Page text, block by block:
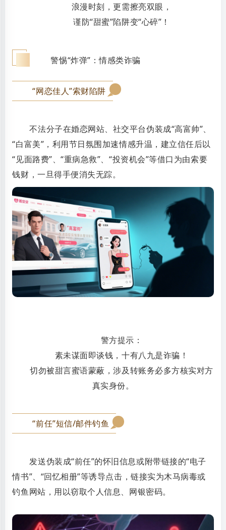
浪漫时刻，更需擦亮双眼，
谨防“甜蜜”陷阱变“心碎”！
警惕“炸弹”：情感类诈骗
“网恋佳人”索财陷阱
不法分子在婚恋网站、社交平台伪装成“高富帅”、
“白富美”，利用节日氛围加速情感升温，建立信任后以
“见面路费”、“重病急救”、“投资机会”等借口为由索要
钱财，一旦得手便消失无踪。
警方提示：
素未谋面即谈钱，十有八九是诈骗！
切勿被甜言蜜语蒙蔽，涉及转账务必多方核实对方
真实身份。
“前任”短信/邮件钓鱼
发送伪装成“前任”的怀旧信息或附带链接的“电子
情书”、“回忆相册”等诱导点击，链接实为木马病毒或
钓鱼网站，用以窃取个人信息、网银密码。